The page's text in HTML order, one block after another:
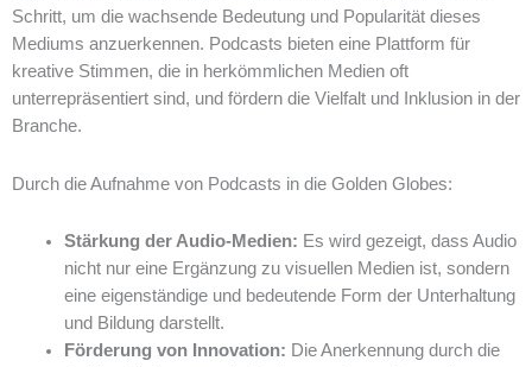
Schritt, um die wachsende Bedeutung und Popularität dieses
Mediums anzuerkennen. Podcasts bieten eine Plattform für
kreative Stimmen, die in herkömmlichen Medien oft
unterrepräsentiert sind, und fördern die Vielfalt und Inklusion in der
Branche.
Durch die Aufnahme von Podcasts in die Golden Globes:
Stärkung der Audio-Medien: Es wird gezeigt, dass Audio
nicht nur eine Ergänzung zu visuellen Medien ist, sondern
eine eigenständige und bedeutende Form der Unterhaltung
und Bildung darstellt.
Förderung von Innovation: Die Anerkennung durch die